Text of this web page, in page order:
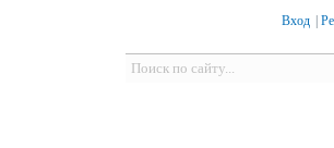
Вход
Форма поиска
Поиск